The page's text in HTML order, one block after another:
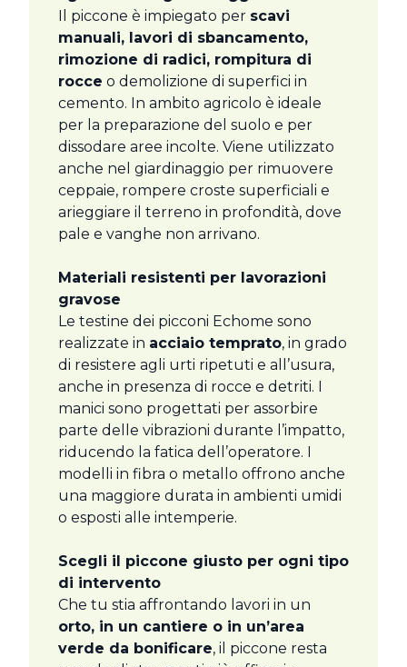
Il piccone è impiegato per scavi
manuali, lavori di sbancamento,
rimozione di radici, rompitura di
rocce o demolizione di superfici in
cemento. In ambito agricolo è ideale
per la preparazione del suolo e per
dissodare aree incolte. Viene utilizzato
anche nel giardinaggio per rimuovere
ceppaie, rompere croste superficiali e
arieggiare il terreno in profondità, dove
pale e vanghe non arrivano.
Materiali resistenti per lavorazioni
gravose
Le testine dei picconi Echome sono
realizzate in acciaio temprato, in grado
di resistere agli urti ripetuti e all’usura,
anche in presenza di rocce e detriti. I
manici sono progettati per assorbire
parte delle vibrazioni durante l’impatto,
riducendo la fatica dell’operatore. I
modelli in fibra o metallo offrono anche
una maggiore durata in ambienti umidi
o esposti alle intemperie.
Scegli il piccone giusto per ogni tipo
di intervento
Che tu stia affrontando lavori in un
orto, in un cantiere o in un’area
verde da bonificare, il piccone resta